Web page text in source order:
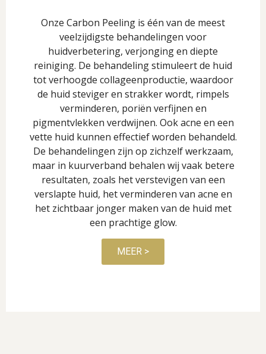
Onze Carbon Peeling is één van de meest
veelzijdigste behandelingen voor
huidverbetering, verjonging en diepte
reiniging. De behandeling stimuleert de huid
tot verhoogde collageenproductie, waardoor
de huid steviger en strakker wordt, rimpels
verminderen, poriën verfijnen en
pigmentvlekken verdwijnen. Ook acne en een
vette huid kunnen effectief worden behandeld.
De behandelingen zijn op zichzelf werkzaam,
maar in kuurverband behalen wij vaak betere
resultaten, zoals het verstevigen van een
verslapte huid, het verminderen van acne en
het zichtbaar jonger maken van de huid met
een prachtige glow.
MEER >